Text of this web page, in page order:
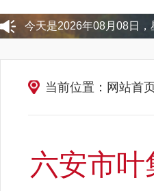
今天是2026年08月08日，
当前位置：网站首
六安市